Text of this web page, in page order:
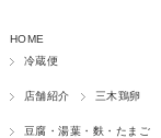
HOME
冷蔵便
店舗紹介 三木鶏卵
豆腐・湯葉・麩・たまご